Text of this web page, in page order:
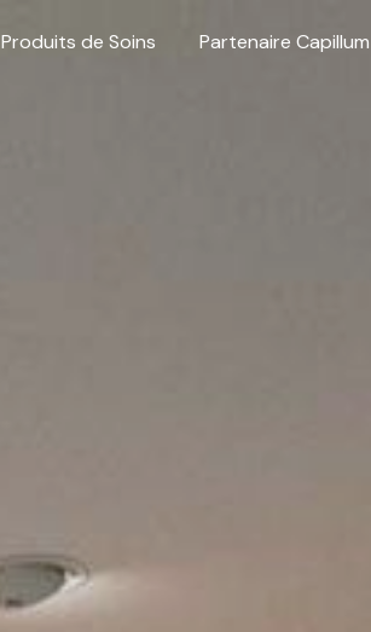
Produits de Soins Partenaire Capillum